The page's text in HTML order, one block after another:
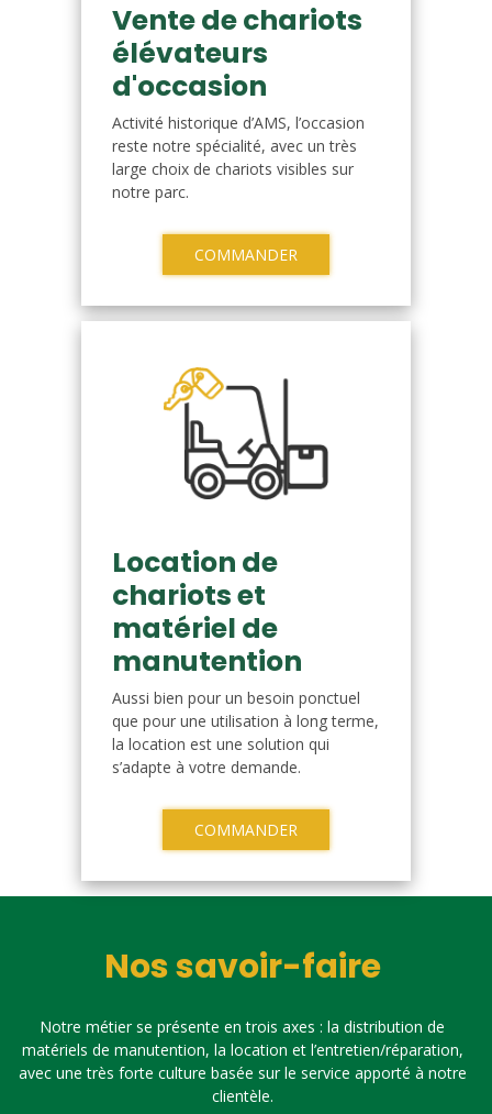
Vente de chariots
élévateurs
d'occasion
Activité historique d’AMS, l’occasion
reste notre spécialité, avec un très
large choix de chariots visibles sur
notre parc.
COMMANDER
Location de
chariots et
matériel de
manutention
Aussi bien pour un besoin ponctuel
que pour une utilisation à long terme,
la location est une solution qui
s’adapte à votre demande.
COMMANDER
Nos savoir-faire
Notre métier se présente en trois axes : la distribution de
matériels de manutention, la location et l’entretien/réparation,
avec une très forte culture basée sur le service apporté à notre
clientèle.